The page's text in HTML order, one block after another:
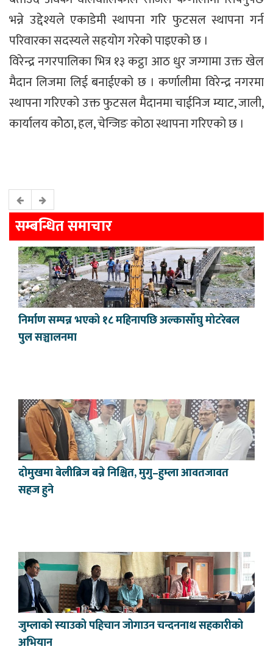
भन्ने उद्देश्यले एकाडेमी स्थापना गरि फुटसल स्थापना गर्न
परिवारका सदस्यले सहयोग गरेको पाइएको छ ।
विरेन्द्र नगरपालिका भित्र १३ कट्ठा आठ धुर जग्गामा उक्त खेल
मैदान लिजमा लिई बनाईएको छ । कर्णालीमा विरेन्द्र नगरमा
स्थापना गरिएको उक्त फुटसल मैदानमा चाईनिज म्याट, जाली,
कार्यालय कोेठा, हल, चेन्जिङ कोठा स्थापना गरिएको छ ।
सम्बन्धित समाचार
निर्माण सम्पन्न भएको १८ महिनापछि अल्कासाँघु मोटरेबल
पुल सञ्चालनमा
दोमुखमा बेलीब्रिज बन्ने निश्चित, मुगु–हुम्ला आवतजावत
सहज हुने
जुम्लाको स्याउको पहिचान जोगाउन चन्दननाथ सहकारीको
अभियान